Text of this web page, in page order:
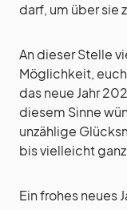
darf, um über sie
An dieser Stelle
Möglichkeit,
das neue Jahr
diesem Sinne
unzählige
bis vielleicht
Ein frohes neues